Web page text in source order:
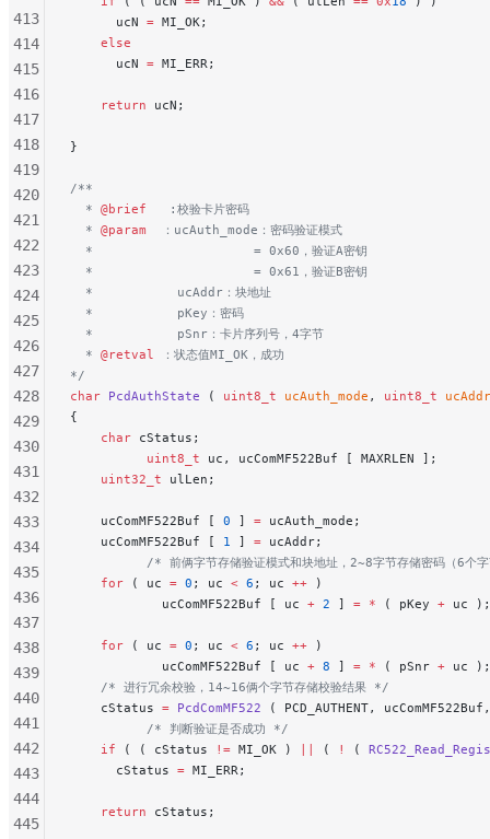
      ucN
= MI_OK;
    else
      ucN
= MI_ERR;
    return
ucN;
}
/**
  *
@brief
   :校验卡片密码
  *
@param
  ：ucAuth_mode：密码验证模式
  *                     = 0x60，验证A密钥
  *                     = 0x61，验证B密钥
  *           ucAddr：块地址
  *           pKey：密码
  *           pSnr：卡片序列号，4字节
  *
@retval ：状态值MI_OK，成功
*/
char PcdAuthState ( uint8_t ucAuth_mode , uint8_t ucAddr
{
    char
cStatus;
          uint8_t
uc, ucComMF522Buf [ MAXRLEN ];
    uint32_t
ulLen;
    ucComMF522Buf [
0 ] = ucAuth_mode;
    ucComMF522Buf [
1 ] = ucAddr;
/* 前俩字节存储验证模式和块地址，2~8字节存储密码（6个
    for
( uc = 0 ; uc < 6 ; uc ++ )
            ucComMF522Buf [ uc
+ 2 ] = * ( pKey + uc );
    for
( uc = 0 ; uc < 6 ; uc ++ )
            ucComMF522Buf [ uc
+ 8 ] = * ( pSnr + uc );
    /* 进行冗余校验，14~16俩个字节存储校验结果 */
    cStatus
= PcdComMF522 ( PCD_AUTHENT,
          /* 判断验证是否成功 */
    if
( ( cStatus != MI_OK ) ( ! (
      cStatus
= MI_ERR;
    return
cStatus;
413
414
415
416
417
418
419
420
421
422
423
424
425
426
427
428
429
430
431
432
433
434
435
436
437
438
439
440
441
442
443
444
445